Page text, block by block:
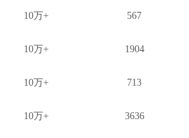
10万+ 567
10万+ 1904
10万+ 713
10万+ 3636